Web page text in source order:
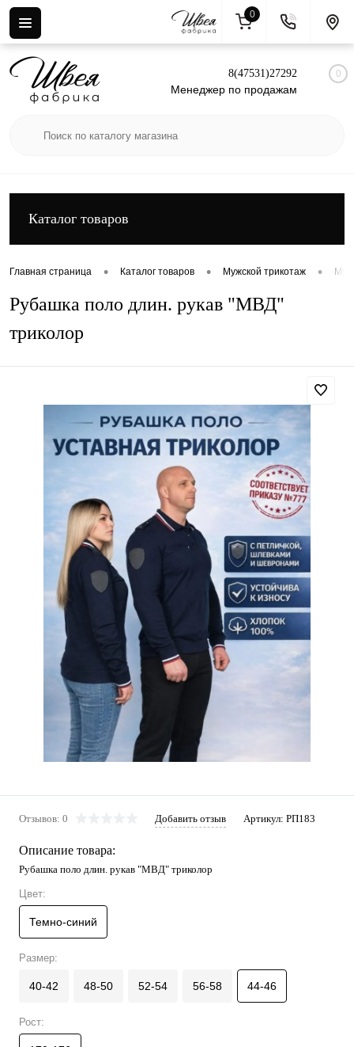
Вход Регистрация
8(47531)27292
Менеджер по продажам
0
Каталог товаров
Главная страница • Каталог товаров • Мужской трикотаж •
Рубашка поло длин. рукав "МВД"
триколор
Отзывов: 0 Добавить отзыв Артикул: РП183
Описание товара:
Рубашка поло длин. рукав "МВД" триколор
Цвет:
Темно-синий
Размер:
40-42 48-50 52-54 56-58 44-46
Рост:
0